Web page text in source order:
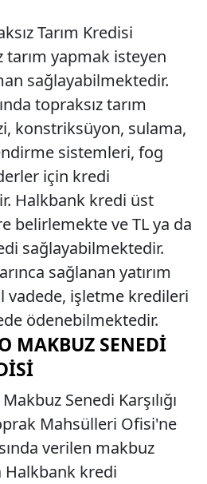
Tarım Kredisi
tarım yapmak isteyen
sağlayabilmektedir.
topraksız tarım
konstriksüyon, sulama,
sistemleri, fog
için kredi
Halkbank kredi üst
belirlemekte ve TL ya da
sağlayabilmektedir.
sağlanan yatırım
vadede, işletme kredileri
ödenebilmektedir.
MAKBUZ SENEDI
Senedi Karşılığı
Mahsülleri Ofisi'ne
verilen makbuz
Halkbank kredi